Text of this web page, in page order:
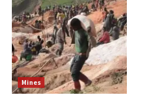
Mines